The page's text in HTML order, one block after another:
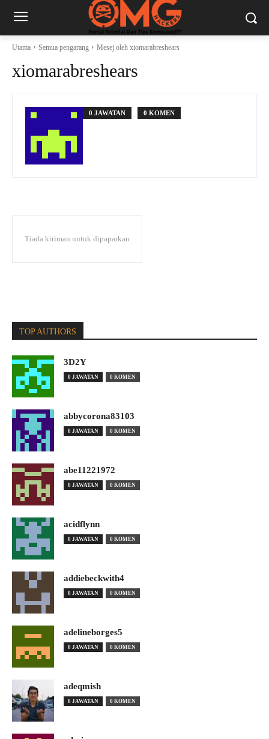
Utama Semua pengarang Mesej oleh xiomarabreshears
xiomarabreshears
0 JAWATAN 0 KOMEN
Tiada kiriman untuk dipaparkan
TOP AUTHORS
3D2Y
0 JAWATAN 0 KOMEN
abbycorona83103
0 JAWATAN 0 KOMEN
abe11221972
0 JAWATAN 0 KOMEN
acidflynn
0 JAWATAN 0 KOMEN
addiebeckwith4
0 JAWATAN 0 KOMEN
adelineborges5
0 JAWATAN 0 KOMEN
adeqmish
0 JAWATAN 0 KOMEN